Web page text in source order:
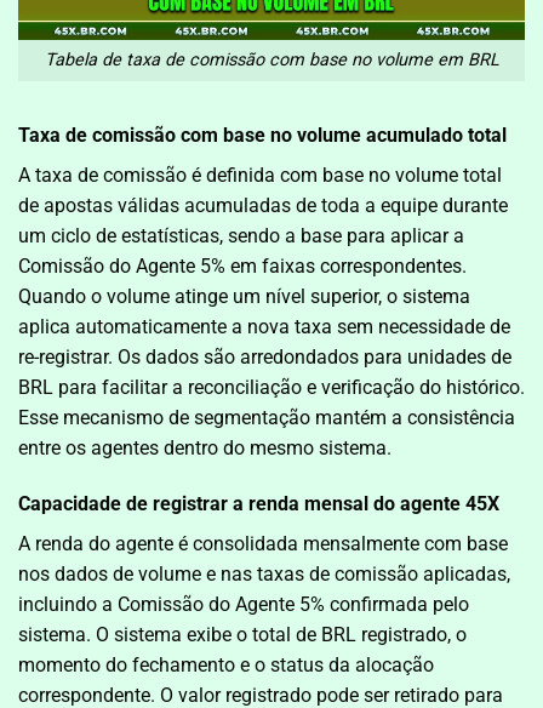
Tabela de taxa de comissão com base no volume em BRL
Taxa de comissão com base no volume acumulado total
A taxa de comissão é definida com base no volume total
de apostas válidas acumuladas de toda a equipe durante
um ciclo de estatísticas, sendo a base para aplicar a
Comissão do Agente 5% em faixas correspondentes.
Quando o volume atinge um nível superior, o sistema
aplica automaticamente a nova taxa sem necessidade de
re-registrar. Os dados são arredondados para unidades de
BRL para facilitar a reconciliação e verificação do histórico.
Esse mecanismo de segmentação mantém a consistência
entre os agentes dentro do mesmo sistema.
Capacidade de registrar a renda mensal do agente 45X
A renda do agente é consolidada mensalmente com base
nos dados de volume e nas taxas de comissão aplicadas,
incluindo a Comissão do Agente 5% confirmada pelo
sistema. O sistema exibe o total de BRL registrado, o
momento do fechamento e o status da alocação
correspondente. O valor registrado pode ser retirado para